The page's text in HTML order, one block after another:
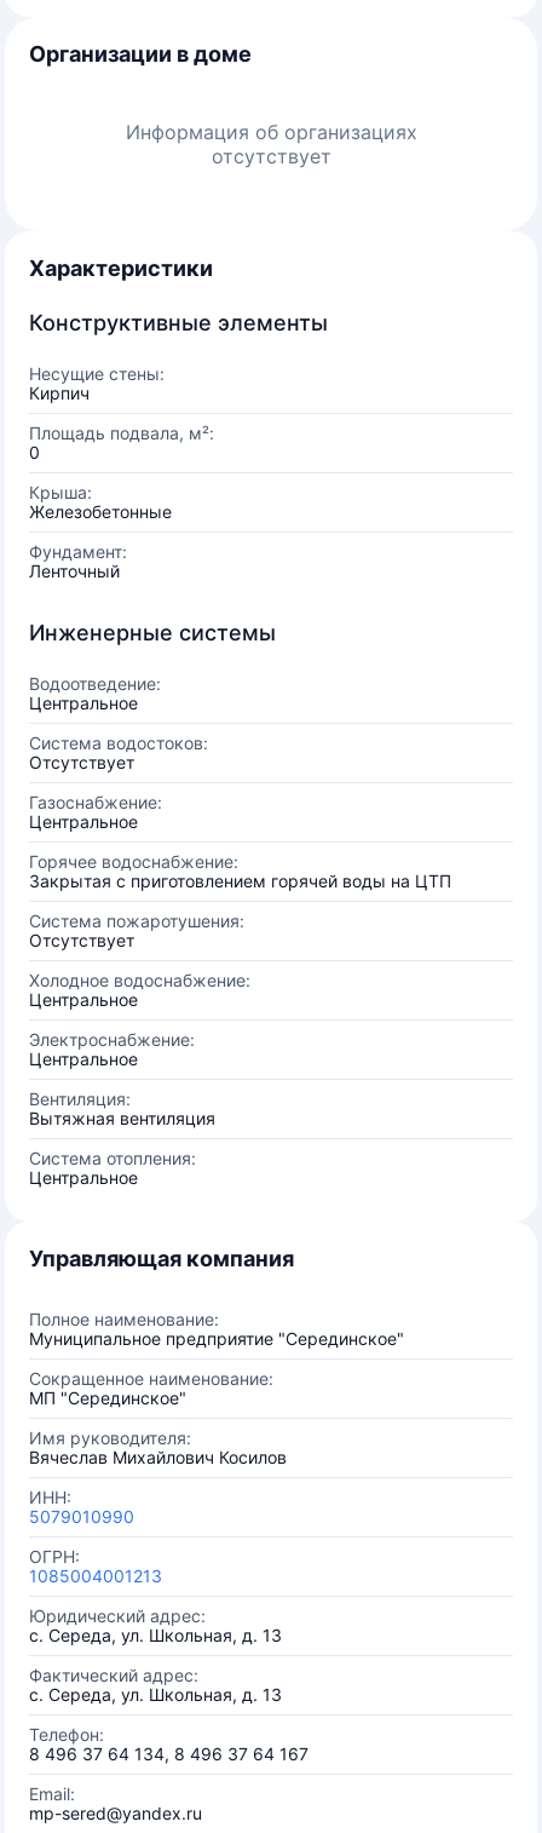
Организации в доме
Информация об организациях
отсутствует
Характеристики
Конструктивные элементы
Несущие стены:
Кирпич
Площадь подвала, м²:
0
Крыша:
Железобетонные
Фундамент:
Ленточный
Инженерные системы
Водоотведение:
Центральное
Система водостоков:
Отсутствует
Газоснабжение:
Центральное
Горячее водоснабжение:
Закрытая с приготовлением горячей воды на ЦТП
Система пожаротушения:
Отсутствует
Холодное водоснабжение:
Центральное
Электроснабжение:
Центральное
Вентиляция:
Вытяжная вентиляция
Система отопления:
Центральное
Управляющая компания
Полное наименование:
Муниципальное предприятие "Серединское"
Сокращенное наименование:
МП "Серединское"
Имя руководителя:
Вячеслав Михайлович Косилов
ИНН:
5079010990
ОГРН:
1085004001213
Юридический адрес:
с. Середа, ул. Школьная, д. 13
Фактический адрес:
с. Середа, ул. Школьная, д. 13
Телефон:
8 496 37 64 134, 8 496 37 64 167
Email:
mp-sered@yandex.ru